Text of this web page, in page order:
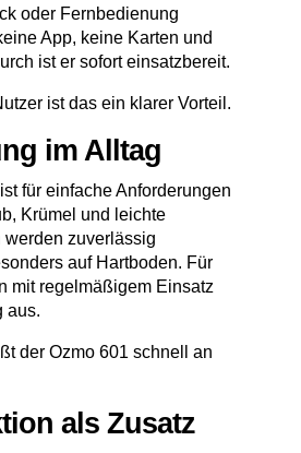
oder Fernbedienung
App, keine Karten und
ist er sofort einsatzbereit.
ist das ein klarer Vorteil.
im Alltag
für einfache Anforderungen
Krümel und leichte
werden zuverlässig
auf Hartboden. Für
mit regelmäßigem Einsatz
aus.
der Ozmo 601 schnell an
als Zusatz